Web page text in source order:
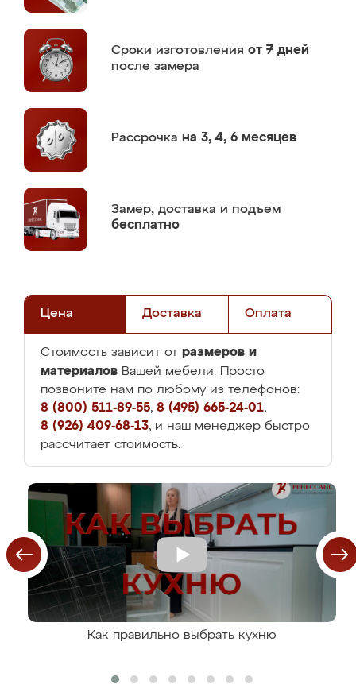
Сроки изготовления от 7 дней
после замера
Рассрочка на 3, 4, 6 месяцев
Замер, доставка и подъем
бесплатно
Цена Доставка Оплата
Стоимость зависит от размеров и
материалов Вашей мебели. Просто
позвоните нам по любому из телефонов:
8 (800) 511-89-55, 8 (495) 665-24-01,
8 (926) 409-68-13, и наш менеджер быстро
рассчитает стоимость.
Как правильно выбрать кухню